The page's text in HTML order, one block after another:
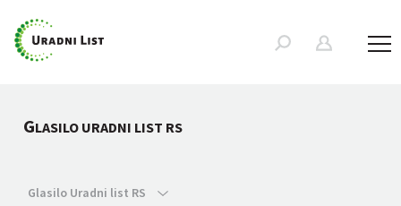
GLASILO URADNI LIST RS
Glasilo Uradni list RS